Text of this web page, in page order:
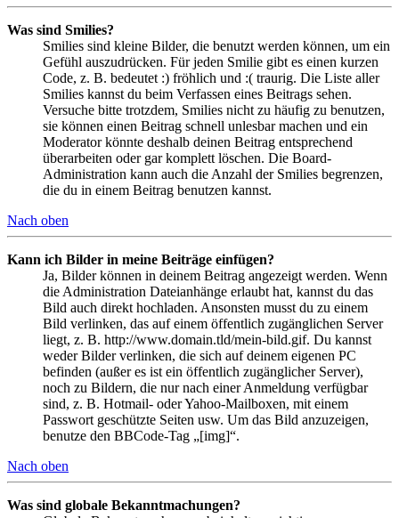
Was sind Smilies?
Smilies sind kleine Bilder, die benutzt werden können, um ein
Gefühl auszudrücken. Für jeden Smilie gibt es einen kurzen
Code, z. B. bedeutet :) fröhlich und :( traurig. Die Liste aller
Smilies kannst du beim Verfassen eines Beitrags sehen.
Versuche bitte trotzdem, Smilies nicht zu häufig zu benutzen,
sie können einen Beitrag schnell unlesbar machen und ein
Moderator könnte deshalb deinen Beitrag entsprechend
überarbeiten oder gar komplett löschen. Die Board-
Administration kann auch die Anzahl der Smilies begrenzen,
die du in einem Beitrag benutzen kannst.
Nach oben
Kann ich Bilder in meine Beiträge einfügen?
Ja, Bilder können in deinem Beitrag angezeigt werden. Wenn
die Administration Dateianhänge erlaubt hat, kannst du das
Bild auch direkt hochladen. Ansonsten musst du zu einem
Bild verlinken, das auf einem öffentlich zugänglichen Server
liegt, z. B. http://www.domain.tld/mein-bild.gif. Du kannst
weder Bilder verlinken, die sich auf deinem eigenen PC
befinden (außer es ist ein öffentlich zugänglicher Server),
noch zu Bildern, die nur nach einer Anmeldung verfügbar
sind, z. B. Hotmail- oder Yahoo-Mailboxen, mit einem
Passwort geschützte Seiten usw. Um das Bild anzuzeigen,
benutze den BBCode-Tag „[img]“.
Nach oben
Was sind globale Bekanntmachungen?